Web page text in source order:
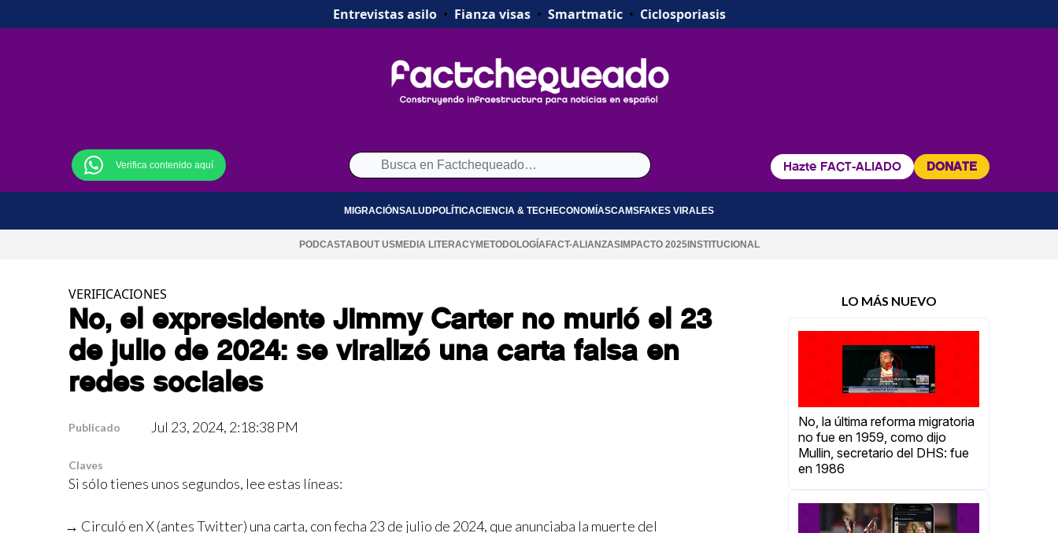
Entrevistas asilo• Fianza visas• Smartmatic• Ciclosporiasis
Verifica contenido aquí Hazte FACT-ALIADO DONATE
MIGRACIÓNSALUDPOLÍTICACIENCIA & TECH ECONOMÍASCAMSFAKES VIRALES
PODCASTABOUT USMEDIA LITERACYMETODOLOGÍA FACT-ALIANZASIMPACTO 2025INSTITUCIONAL
VERIFICACIONES
No, el expresidente Jimmy Carter no murió el 23
de julio de 2024: se viralizó una carta falsa en
redes sociales
Publicado Jul 23, 2024, 2:18:38 PM
Claves
Si sólo tienes unos segundos, lee estas líneas:
Circuló en X (antes Twitter) una carta, con fecha 23 de julio de 2024, que anunciaba la muerte del
LO MÁS NUEVO
No, la última reforma migratoria
no fue en 1959, como dijo
Mullin, secretario del DHS: fue
en 1986